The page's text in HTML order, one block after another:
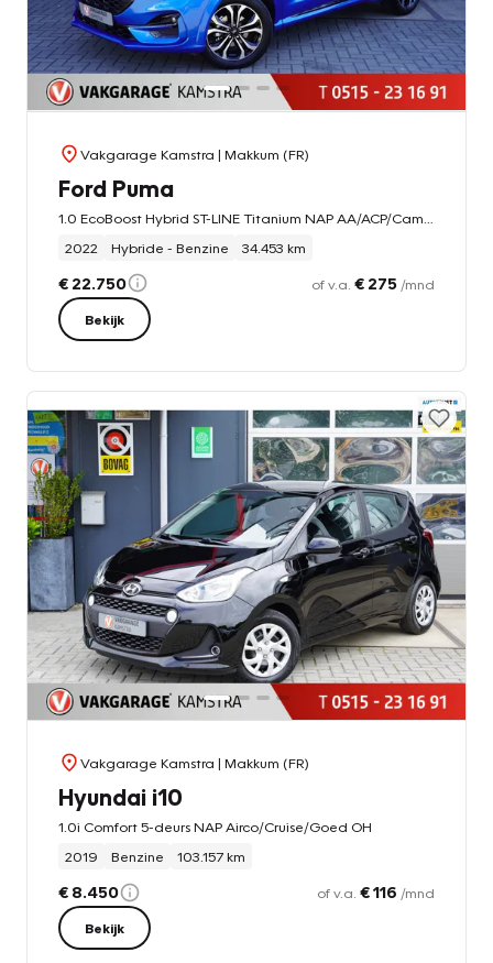
Vakgarage Kamstra | Makkum (FR)
Ford Puma
2022
Hybride - Benzine 34.453 km
€ 22.750 of v.a. € 275 /mnd
Bekijk
Vakgarage Kamstra | Makkum (FR)
Hyundai i10
1.0i Comfort 5-deurs NAP Airco/Cruise/Goed OH
2019
Benzine 103.157 km
€ 8.450 of v.a. € 116 /mnd
Bekijk